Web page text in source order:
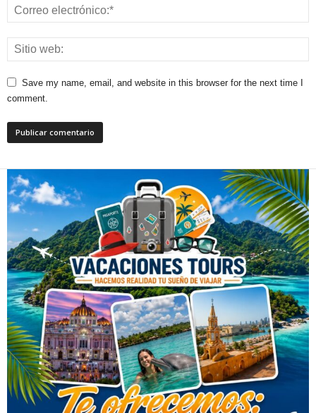
Save my name, email, and website in this browser for the next time I
comment.